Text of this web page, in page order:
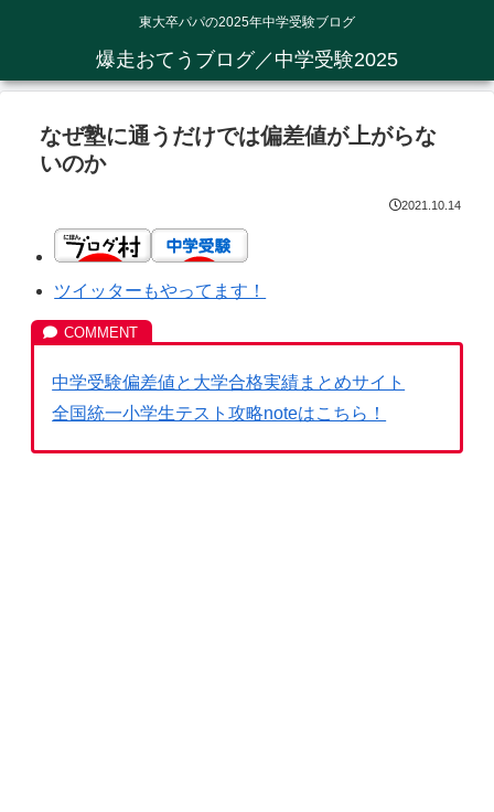
東大卒パパの2025年中学受験ブログ
爆走おてうブログ／中学受験2025
なぜ塾に通うだけでは偏差値が上がらな
いのか
2021.10.14
ツイッターもやってます！
中学受験偏差値と大学合格実績まとめサイト
全国統一小学生テスト攻略noteはこちら！